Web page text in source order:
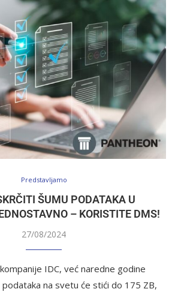
Predstavljamo
ŠUMU PODATAKA U
– KORISTITE DMS!
27/08/2024
IDC, već naredne godine
podataka na svetu će stići do 175 ZB,